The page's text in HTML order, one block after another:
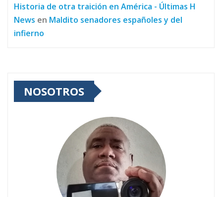
Historia de otra traición en América - Últimas H
News en Maldito senadores españoles y del
infierno
NOSOTROS